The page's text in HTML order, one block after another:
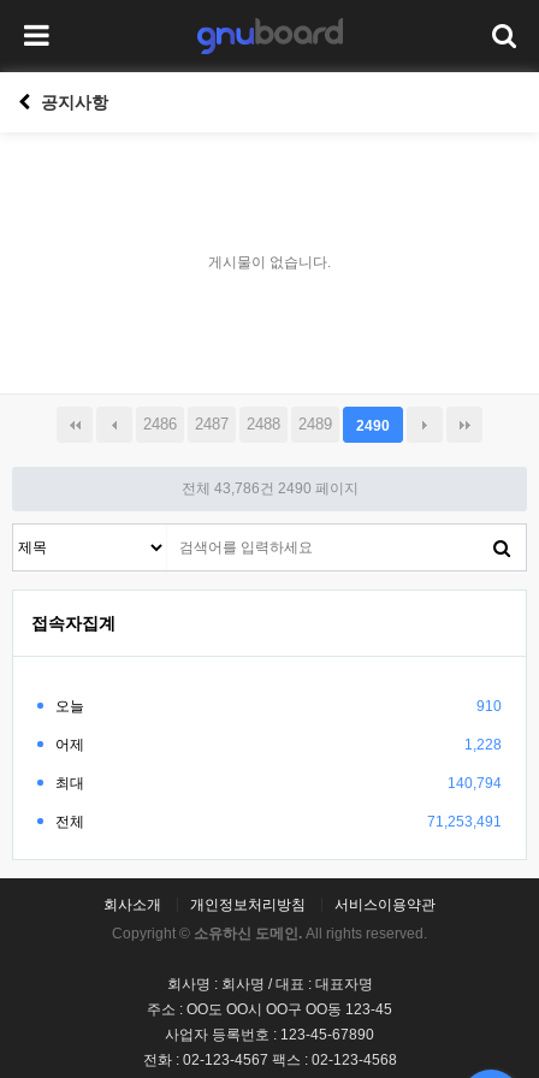
공지사항
게시물이 없습니다.
2486 2487 2488 2489 2490
전체 43,786건 2490 페이지
접속자집계
오늘 910
어제 1,228
최대 140,794
전체 71,253,491
회사소개 개인정보처리방침
서비스이용약관
Copyright © 소유하신 도메인. All rights reserved.
회사명 : 회사명 / 대표 : 대표자명
주소 : OO도 OO시 OO구 OO동 123-45
사업자 등록번호 : 123-45-67890
전화 : 02-123-4567 팩스 : 02-123-4568